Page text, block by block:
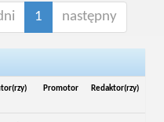
1 następny
Promotor Redaktor(rzy)